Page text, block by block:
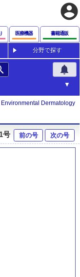
account_circle
医療機器 書籍通販
分野で探す
notifications
Environmental Dermatology
号 前の号 次の号